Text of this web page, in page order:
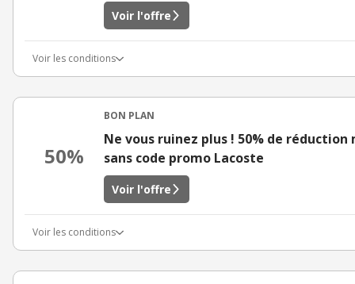
Voir l'offre
Voir les conditions
50%
BON PLAN
Ne vous ruinez plus ! 50% de
sans code promo Lacoste
Voir l'offre
Voir les conditions